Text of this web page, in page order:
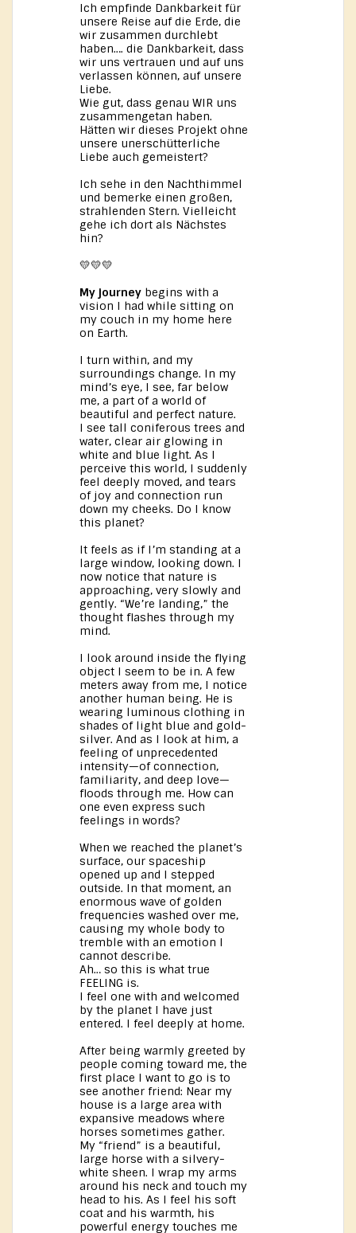
Ich empfinde Dankbarkeit für
unsere Reise auf die Erde, die
wir zusammen durchlebt
haben…. die Dankbarkeit, dass
wir uns vertrauen und auf uns
verlassen können, auf unsere
Liebe.
Wie gut, dass genau WIR uns
zusammengetan haben.
Hätten wir dieses Projekt ohne
unsere unerschütterliche
Liebe auch gemeistert?
Ich sehe in den Nachthimmel
und bemerke einen großen,
strahlenden Stern. Vielleicht
gehe ich dort als Nächstes
hin?
💛💛💛
My journey begins with a
vision I had while sitting on
my couch in my home here
on Earth.
I turn within, and my
surroundings change. In my
mind’s eye, I see, far below
me, a part of a world of
beautiful and perfect nature.
I see tall coniferous trees and
water, clear air glowing in
white and blue light. As I
perceive this world, I suddenly
feel deeply moved, and tears
of joy and connection run
down my cheeks. Do I know
this planet?
It feels as if I’m standing at a
large window, looking down. I
now notice that nature is
approaching, very slowly and
gently. “We’re landing,” the
thought flashes through my
mind.
I look around inside the flying
object I seem to be in. A few
meters away from me, I notice
another human being. He is
wearing luminous clothing in
shades of light blue and gold-
silver. And as I look at him, a
feeling of unprecedented
intensity—of connection,
familiarity, and deep love—
floods through me. How can
one even express such
feelings in words?
When we reached the planet’s
surface, our spaceship
opened up and I stepped
outside. In that moment, an
enormous wave of golden
frequencies washed over me,
causing my whole body to
tremble with an emotion I
cannot describe.
Ah… so this is what true
FEELING is.
I feel one with and welcomed
by the planet I have just
entered. I feel deeply at home.
After being warmly greeted by
people coming toward me, the
first place I want to go is to
see another friend: Near my
house is a large area with
expansive meadows where
horses sometimes gather.
My “friend” is a beautiful,
large horse with a silvery-
white sheen. I wrap my arms
around his neck and touch my
head to his. As I feel his soft
coat and his warmth, his
powerful energy touches me